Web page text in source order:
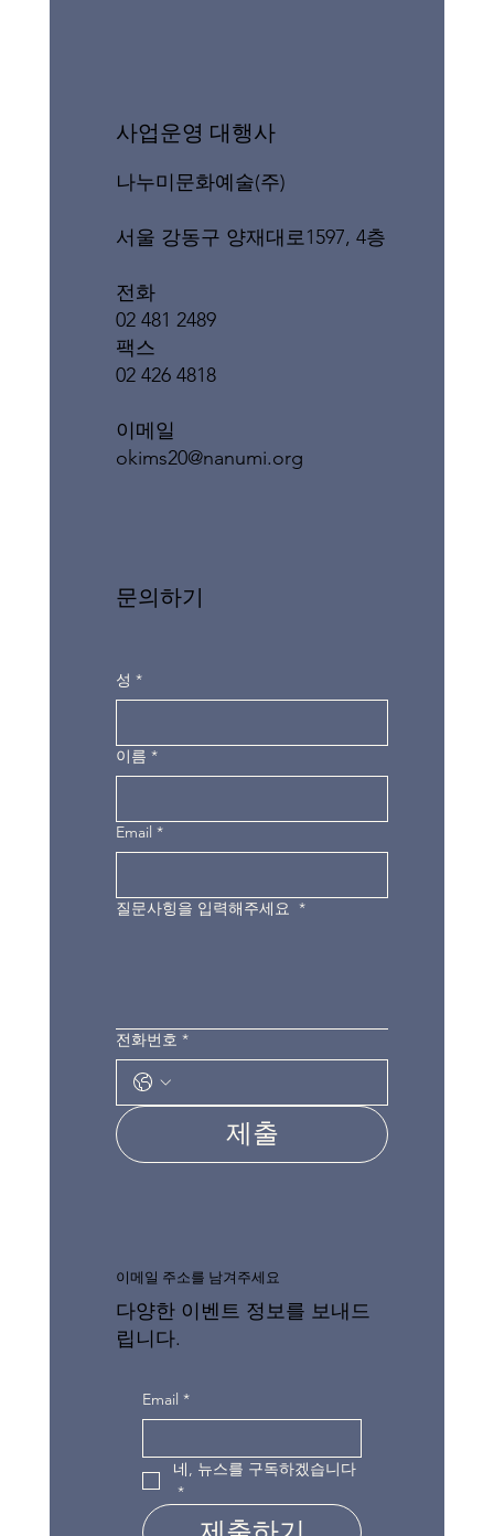
​사업운영 대행사
나누미문화예술(주)
서울 강동구 양재대로1597, 4층
전화
02 481 2489
팩스
02 426 4818
이메일
okims20@nanumi.org
이메일 주소를 남겨주세요
다양한 이벤트 정보를 보내드
립니다.
Email *
네, 뉴스를 구독하겠습니다
*
문의하기
성 *
이름 *
Email *
질문사힝을 입력해주세요 *
전화번호 *
제출